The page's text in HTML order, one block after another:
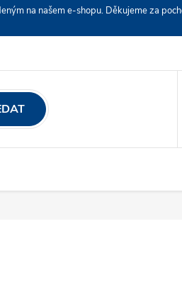
na našem e-shopu. Děkujeme za